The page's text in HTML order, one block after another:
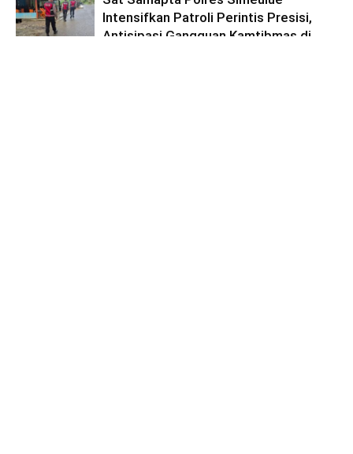
Intensifkan Patroli Perintis Presisi,
Antisipasi Gangguan Kamtibmas di